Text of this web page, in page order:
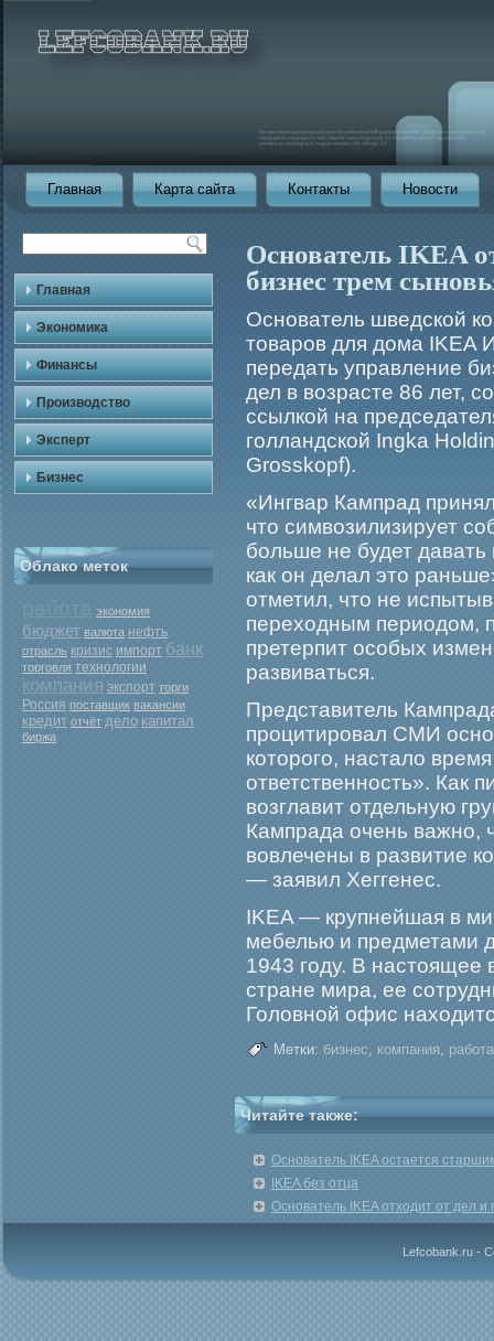
Главная Карта сайта Контакты Новости
Главная
Экономика
Финансы
Производство
Эксперт
Бизнес
Облако меток
экономия
бюджет валюта нефть
отрасль кризис импорт банк
торговля технологии
компания экспорт торги
Россия поставщик вакансии
кредит отчёт дело капитал
биржа
Основатель IKEA
бизнес трем
Основатель шведской
товаров для дома IKEA
передать управление
дел в возрасте 86 лет,
ссылкой на
голландской Ingka
Grosskopf).
«Ингвар Кампрад
что симвозилизирует
больше не будет давать
как он делал это
отметил, что не
переходным периодом,
претерпит особых
развиваться.
Представитель
процитировал СМИ
которого, настало
ответственность». Как
возглавит отдельную
Кампрада очень важно,
вовлечены в развитие
— заявил Хеггенес.
IKEA — крупнейшая в
мебелью и предметами
1943 году. В настоящее
стране мира, ее
Головной офис
Метки: бизнес, компания, работа
Читайте также:
Основатель IKEA остается
IKEA без отца
Основатель IKEA отходит от дел
Lefcobank.ru -